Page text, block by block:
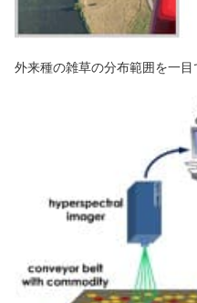
外来種の雑草の分布範囲を一目